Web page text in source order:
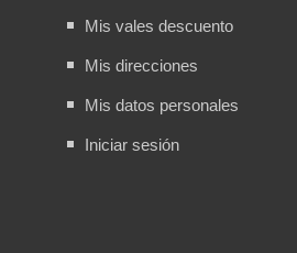
Mis vales descuento
Mis direcciones
Mis datos personales
Iniciar sesión